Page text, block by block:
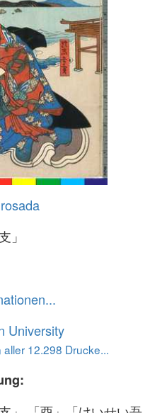
」
University
12.298 Drucke...